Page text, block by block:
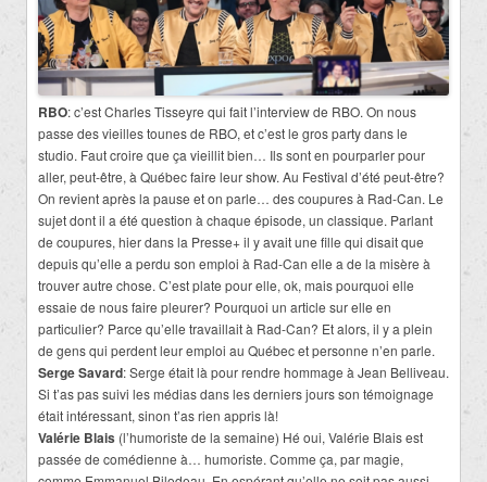
RBO: c’est Charles Tisseyre qui fait l’interview de RBO. On nous
passe des vieilles tounes de RBO, et c’est le gros party dans le
studio. Faut croire que ça vieillit bien… Ils sont en pourparler pour
aller, peut-être, à Québec faire leur show. Au Festival d’été peut-être?
On revient après la pause et on parle… des coupures à Rad-Can. Le
sujet dont il a été question à chaque épisode, un classique. Parlant
de coupures, hier dans la Presse+ il y avait une fille qui disait que
depuis qu’elle a perdu son emploi à Rad-Can elle a de la misère à
trouver autre chose. C’est plate pour elle, ok, mais pourquoi elle
essaie de nous faire pleurer? Pourquoi un article sur elle en
particulier? Parce qu’elle travaillait à Rad-Can? Et alors, il y a plein
de gens qui perdent leur emploi au Québec et personne n’en parle.
Serge Savard: Serge était là pour rendre hommage à Jean Belliveau.
Si t’as pas suivi les médias dans les derniers jours son témoignage
était intéressant, sinon t’as rien appris là!
Valérie Blais (l’humoriste de la semaine) Hé oui, Valérie Blais est
passée de comédienne à… humoriste. Comme ça, par magie,